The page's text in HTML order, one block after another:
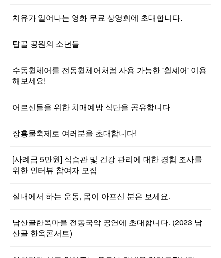
치유가 일어나는 영화 무료 상영회에 초대합니다.
탑골 공원의 소년들
수동휠체어를 전동휠체어처럼 사용 가능한 '휠셰어' 이용
해보세요!
어르신들을 위한 치매예방 식단을 공유합니다
장흥물축제로 여러분을 초대합니다!
[사례금 5만원] 식습관 및 건강 관리에 대한 경험 조사를
위한 인터뷰 참여자 모집
실내에서 하는 운동, 몸이 아프신 분은 보세요.
남산골한옥마을 전통국악 공연에 초대합니다. (2023 남
산골 한옥콘서트)